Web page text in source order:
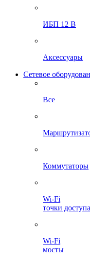
ИБП 12 В
Аксессуары
Сетевое
Все
Коммутаторы
Wi-Fi
точки доступа
Wi-Fi
мосты